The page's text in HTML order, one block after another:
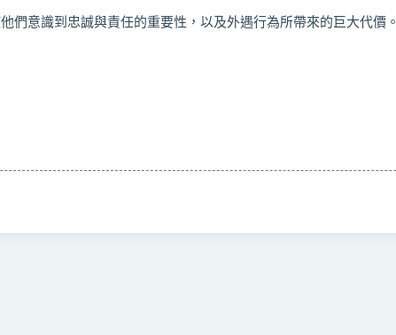
們意識到忠誠與責任的重要性，以及外遇行為所帶來的巨大代價。